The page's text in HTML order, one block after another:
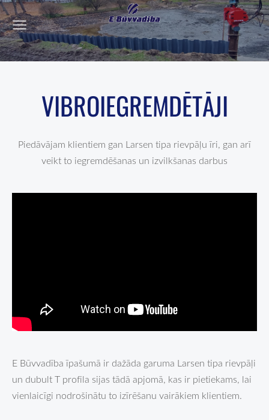
VIBROIEGREMDĒTĀJI
Piedāvājam klientiem gan Larsen tipa rievpāļu īri, gan arī
veikt to iegremdēšanas un izvilkšanas darbus
E Būvvadība īpašumā ir dažāda garuma Larsen tipa rievpāļi
un dubult T profila sijas tādā apjomā, kas ir pietiekams, lai
vienlaicīgi nodrošinātu to izīrēšanu vairākiem klientiem.